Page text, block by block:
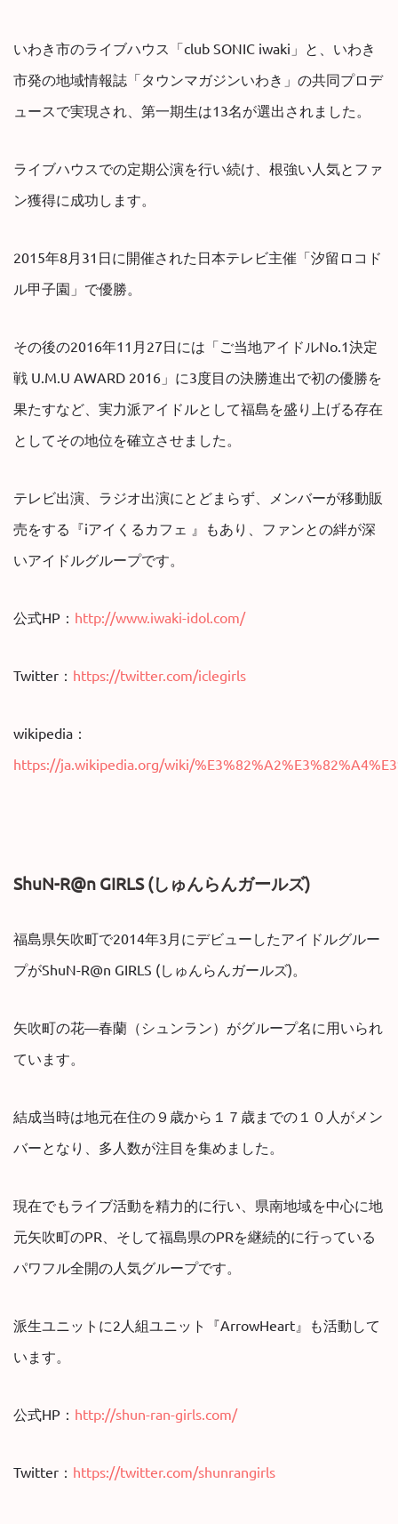
いわき市のライブハウス「club SONIC iwaki」と、いわき
市発の地域情報誌「タウンマガジンいわき」の共同プロデ
ュースで実現され、第一期生は13名が選出されました。
ライブハウスでの定期公演を行い続け、根強い人気とファ
ン獲得に成功します。
2015年8月31日に開催された日本テレビ主催「汐留ロコド
ル甲子園」で優勝。
その後の2016年11月27日には「ご当地アイドルNo.1決定
戦 U.M.U AWARD 2016」に3度目の決勝進出で初の優勝を
果たすなど、実力派アイドルとして福島を盛り上げる存在
としてその地位を確立させました。
テレビ出演、ラジオ出演にとどまらず、メンバーが移動販
売をする『iアイくるカフェ 』もあり、ファンとの絆が深
いアイドルグループです。
公式HP： http://www.iwaki-idol.com/
Twitter： https://twitter.com/iclegirls
wikipedia：
https://ja.wikipedia.org/wiki/
ShuN-R@n GIRLS (しゅんらんガールズ)
福島県矢吹町で2014年3月にデビューしたアイドルグルー
プがShuN-R@n GIRLS (しゅんらんガールズ)。
矢吹町の花―春蘭（シュンラン）がグループ名に用いられ
ています。
結成当時は地元在住の９歳から１７歳までの１０人がメン
バーとなり、多人数が注目を集めました。
現在でもライブ活動を精力的に行い、県南地域を中心に地
元矢吹町のPR、そして福島県のPRを継続的に行っている
パワフル全開の人気グループです。
派生ユニットに2人組ユニット『ArrowHeart』も活動して
います。
公式HP： http://shun-ran-girls.com/
Twitter： https://twitter.com/shunrangirls